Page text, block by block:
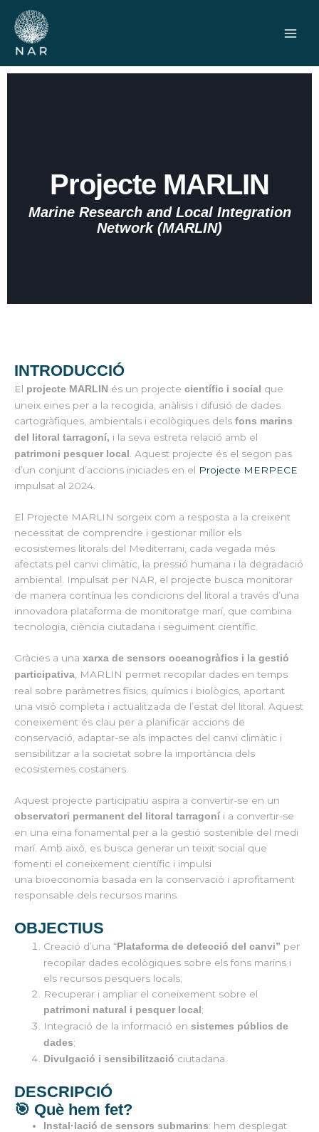
contenido
Projecte MARLIN
Marine Research and Local Integration
Network (MARLIN)
INTRODUCCIÓ
El projecte MARLIN és un projecte científic i social que
uneix eines per a la recogida, anàlisis i difusió de dades
cartogràfiques, ambientals i ecològiques dels fons marins
del litoral tarragoní, i la seva estreta relació amb el
patrimoni pesquer local
. Aquest projecte és el segon pas
d’un conjunt d’accions iniciades en el Projecte MERPECE
impulsat al 2024.
El Projecte MARLIN sorgeix com a resposta a la creixent
necessitat de comprendre i gestionar millor els
ecosistemes litorals del Mediterrani, cada vegada més
afectats pel canvi climàtic, la pressió humana i la degradació
ambiental. Impulsat per NAR, el projecte busca monitorar
de manera contínua les condicions del litoral a través d’una
innovadora plataforma de monitoratge marí, que combina
tecnologia, ciència ciutadana i seguiment científic.
Gràcies a una xarxa de sensors oceanogràfics i la gestió
participativa , MARLIN permet recopilar dades en temps
real sobre paràmetres físics, químics i biològics, aportant
una visió completa i actualitzada de l’estat del litoral. Aquest
coneixement és clau per a planificar accions de
conservació, adaptar-se als impactes del canvi climàtic i
sensibilitzar a la societat sobre la importància dels
ecosistemes costaners.
Aquest projecte participatiu aspira a convertir-se en un
observatori permanent del litoral tarragoní i a convertir-se
en una eina fonamental per a la gestió sostenible del medi
marí. Amb això, es busca generar un teixit social que
fomenti el coneixement científic i impulsi
una bioeconomía basada en la conservació i aprofitament
responsable dels recursos marins.
OBJECTIUS
Creació d’una “ Plataforma de detecció del canvi” per
recopilar dades ecològiques sobre els fons marins i
els recursos pesquers locals;
Recuperar i ampliar el coneixement sobre el
patrimoni natural i pesquer local ;
Integració de la informació ensistemes públics de
dades;
Divulgació i sensibilització ciutadana.
DESCRIPCIÓ
🎯 Què hem fet?
Instal·lació de sensors submarins: hem desplegat